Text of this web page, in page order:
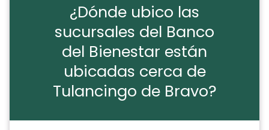
¿Dónde ubico las
sucursales del Banco
del Bienestar están
ubicadas cerca de
Tulancingo de Bravo?